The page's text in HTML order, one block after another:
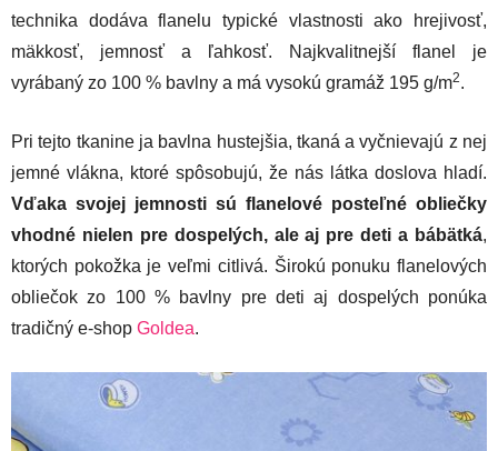
technika dodáva flanelu typické vlastnosti ako hrejivosť,
mäkkosť, jemnosť a ľahkosť. Najkvalitnejší flanel je
vyrábaný zo 100 % bavlny a má vysokú gramáž 195 g/m2.
Pri tejto tkanine ja bavlna hustejšia, tkaná a vyčnievajú z nej
jemné vlákna, ktoré spôsobujú, že nás látka doslova hladí.
Vďaka svojej jemnosti sú flanelové posteľné obliečky
vhodné nielen pre dospelých, ale aj pre deti a bábätká,
ktorých pokožka je veľmi citlivá. Širokú ponuku flanelových
obliečok zo 100 % bavlny pre deti aj dospelých ponúka
tradičný e-shop Goldea.